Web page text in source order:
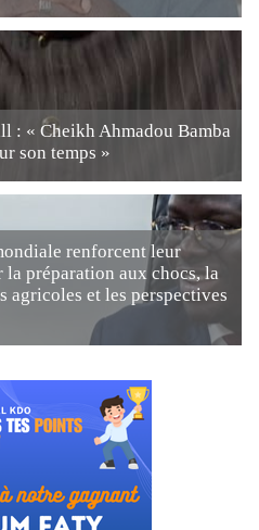
: « Cheikh Ahmadou Bamba
son temps »
renforcent leur
préparation aux chocs, la
agricoles et les perspectives